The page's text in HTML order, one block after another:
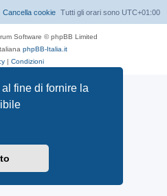
fine di fornire la
Tutti gli orari sono UTC+01:00
Cancella cookie
Software © phpBB Limited
phpBB-Italia.it
| Condizioni